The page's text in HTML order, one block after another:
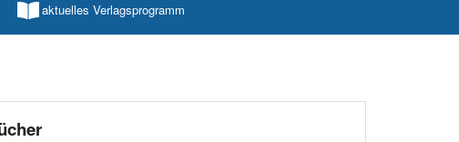
aktuelles Verlagsprogramm